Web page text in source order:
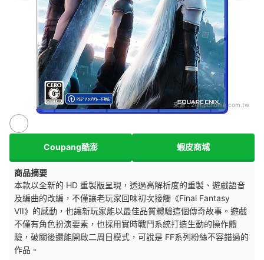
來源：24h.pchome.com.tw
Coupang酷澎 蝦皮商城
商品摘要
本款以全新的 HD 重製版呈現，透過高解析度的重製、遊戲語音
及編曲的改編，不僅讓老玩家回味初次接觸《Final Fantasy
VII》的感動，也讓新玩家能以最佳品質體驗這個傳奇故事。遊戲
不僅有角色扮演要素，也採用實時戰鬥系統打造生動的操作體
驗，破關後還能開啟二周目模式，可說是 FF系列粉絲不容錯過的
作品。